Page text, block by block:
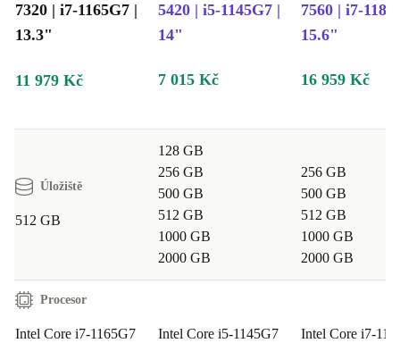
7320 | i7-1165G7 |
13.3"
5420 | i5-1145G7 |
14"
7560 | i7-
15.6"
11 979 Kč 7 015 Kč 16 959 Kč
Úložiště
512 GB
128 GB
256 GB
500 GB
512 GB
1000 GB
2000 GB
256 GB
500 GB
512 GB
1000 GB
2000 GB
Procesor
Intel Core i7-1165G7
Intel Core i5-1145G7
Intel Core i7-